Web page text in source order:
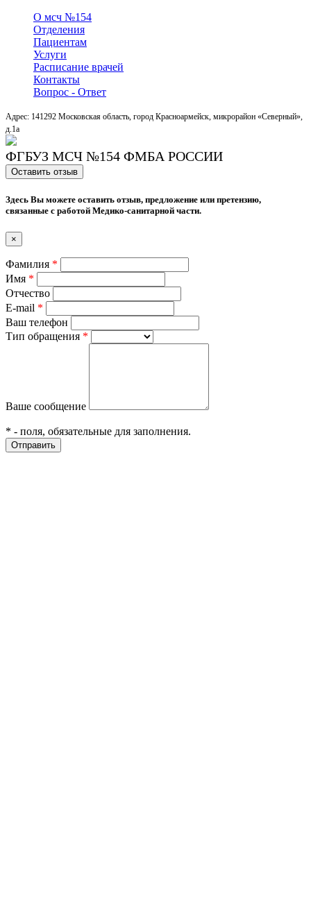
О мсч №154
Отделения
Пациентам
Услуги
Расписание врачей
Контакты
Вопрос - Ответ
Адрес: 141292 Московская область, город Красноармейск, микрорайон «Северный»,
д.1a
ФГБУЗ МСЧ №154 ФМБА РОССИИ
Оставить отзыв
Здесь Вы можете оставить отзыв, предложение или претензию,
связанные с работой Медико-санитарной части.
×
Фамилия *
Имя *
Отчество
E-mail *
Ваш телефон
Тип обращения *
Ваше сообщение
* - поля, обязательные для заполнения.